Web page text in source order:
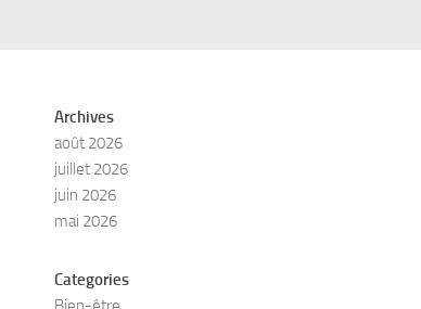
Archives
août 2026
juillet 2026
juin 2026
mai 2026
Categories